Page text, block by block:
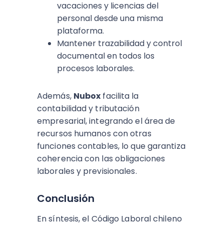
vacaciones y licencias del
personal desde una misma
plataforma.
Mantener trazabilidad y control
documental en todos los
procesos laborales.
Además, Nubox facilita la
contabilidad y tributación
empresarial, integrando el área de
recursos humanos con otras
funciones contables, lo que garantiza
coherencia con las obligaciones
laborales y previsionales.
Conclusión
En síntesis, el Código Laboral chileno